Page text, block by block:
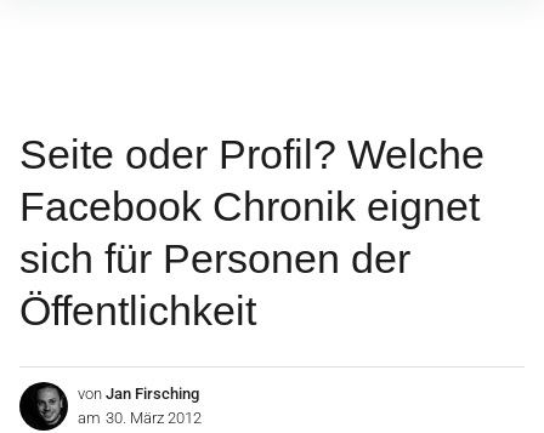
Seite oder Profil? Welche
Facebook Chronik eignet
sich für Personen der
Öffentlichkeit
von Jan Firsching
am 30. März 2012